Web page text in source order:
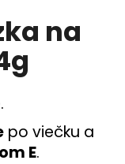
na
po viečku a
E.